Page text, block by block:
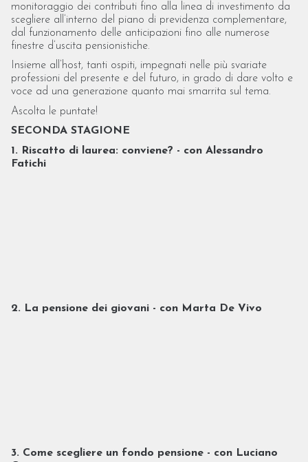
monitoraggio dei contributi fino alla linea di investimento da
scegliere all’interno del piano di previdenza complementare,
dal funzionamento delle anticipazioni fino alle numerose
finestre d’uscita pensionistiche.
Insieme all’host, tanti ospiti, impegnati nelle più svariate
professioni del presente e del futuro, in grado di dare volto e
voce ad una generazione quanto mai smarrita sul tema.
Ascolta le puntate!
SECONDA STAGIONE
1. Riscatto di laurea: conviene? - con Alessandro
Fatichi
2. La pensione dei giovani - con Marta De Vivo
3. Come scegliere un fondo pensione - con Luciano